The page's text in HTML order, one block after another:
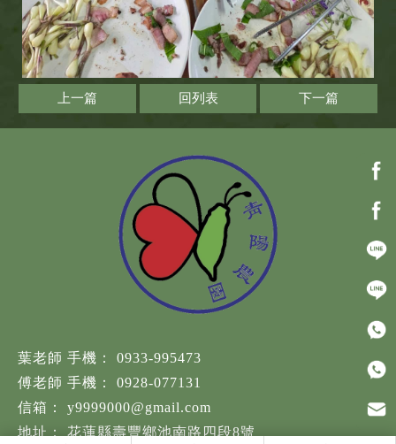
上一篇 回列表 下一篇
0933-995473
0928-077131
y9999000@gmail.com
花蓮縣壽豐鄉池南路四段8號